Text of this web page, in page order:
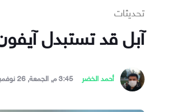
تحديثات
آبل قد تستبدل آيفون
أحمد الخضر 3:45 م, الجمعة, 26 نوفمبر 2021